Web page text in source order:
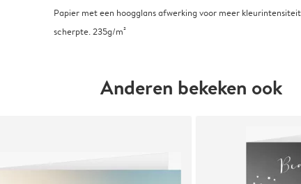
Papier met een hoogglans afwerking voor meer
scherpte. 235g/m²
Anderen bekeken ook